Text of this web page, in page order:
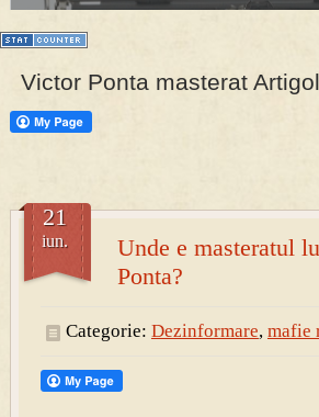
PRESA
Permise pentru vânătoarea de porci în
Victor Ponta masterat
Unde e masteratul
Ponta?
21
iun.
Categorie: Dezinformare, mafie